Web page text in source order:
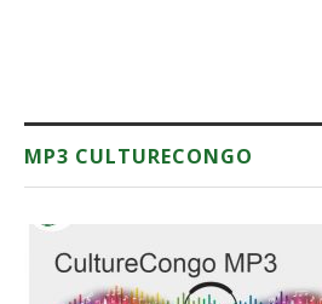
MP3 CULTURECONGO